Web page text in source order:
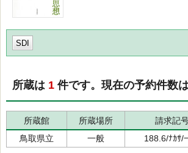
SDI
所蔵は 1 件です。現在の予約件数
所蔵館 所蔵場所 請求記
鳥取県立
一般 188.6/ﾅｶｻ/